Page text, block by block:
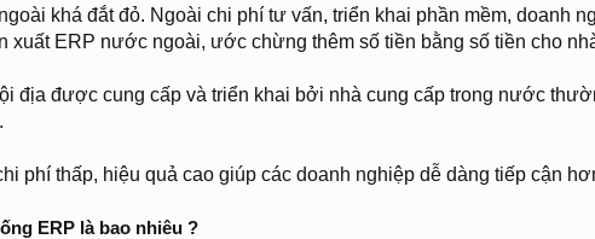
khá đắt đỏ. Ngoài chi phí tư vấn, triển khai phần mềm, doanh
xuất ERP nước ngoài, ước chừng thêm số tiền bằng số tiền cho
địa được cung cấp và triển khai bởi nhà cung cấp trong nước
phí thấp, hiệu quả cao giúp các doanh nghiệp dễ dàng tiếp cận
ERP là bao nhiêu ?